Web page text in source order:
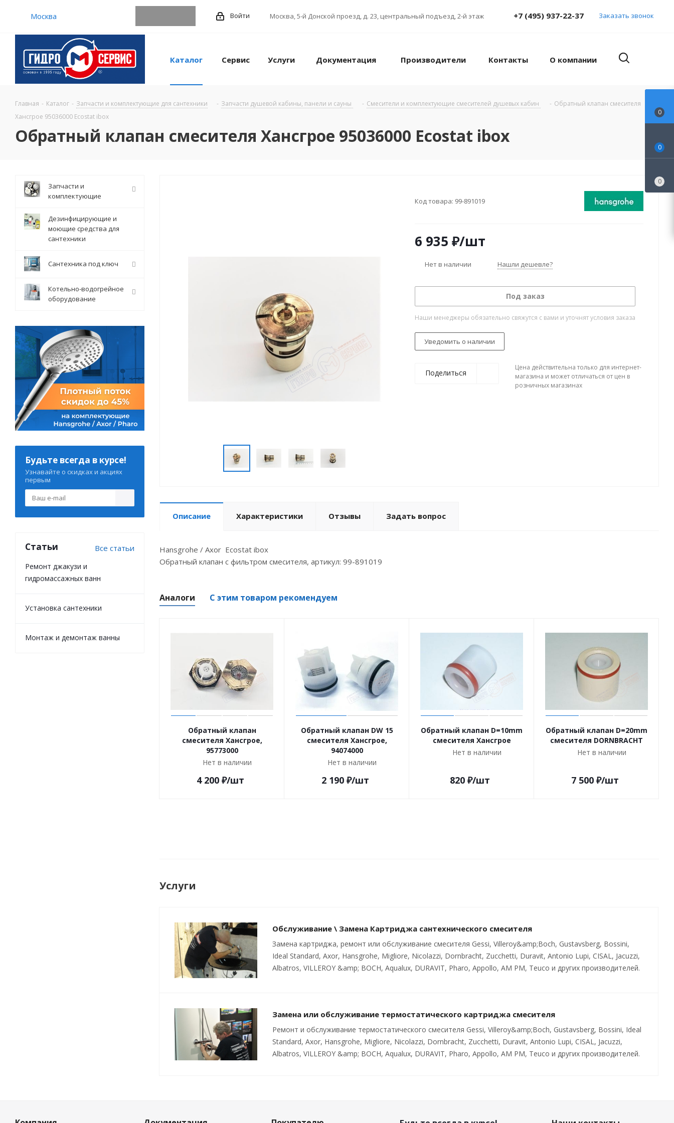
Москва Войти Москва,5-й Донской проезд, д. 23, центральный подъезд, 2-й этаж +7 (495) 937-22-37 Заказать звонок
Каталог Сервис Услуги Документация Производители Контакты О компании
Главная - Каталог - Запчасти и комплектующие для сантехники - Запчасти душевой кабины, панели и сауны - Смесители и комплектующие смесителей душевых кабин - Обратный клапан смесителя
Хансгрое 95036000 Ecostat ibox
Обратный клапан смесителя Хансгрое 95036000 Ecostat ibox
Код товара: 99-891019
6 935 ₽/шт
Нет в наличии Нашли дешевле?
Под заказ
Наши менеджеры обязательно свяжутся с вами и уточнят условия заказа
Уведомить о наличии
Поделиться
Цена действительна только для интернет-
магазина и может отличаться от цен в
розничных магазинах
Описание Характеристики Отзывы Задать вопрос
Hansgrohe / Axor Ecostat ibox
Обратный клапан с фильтром смесителя, артикул: 99-891019
Аналоги С этим товаром рекомендуем
Обратный клапан
смесителя Хансгрое,
95773000
Нет в наличии
4 200₽/шт
Обратный клапан DW 15
смесителя Хансгрое,
94074000
Нет в наличии
2 190₽/шт
Обратный клапан D=10mm
смесителя Хансгрое
Нет в наличии
820 ₽/шт
Обратный клапан D=20mm
смесителя DORNBRACHT
Нет в наличии
7 500₽/шт
Услуги
Обслуживание \ Замена Картриджа сантехнического смесителя
Замена картриджа, ремонт или обслуживание смесителя Gessi, Villeroy&amp;Boch, Gustavsberg, Bossini,
Ideal Standard, Axor, Hansgrohe, Migliore, Nicolazzi, Dornbracht, Zucchetti, Duravit, Antonio Lupi, CISAL, Jacuzzi,
Albatros, VILLEROY &amp; BOCH, Aqualux, DURAVIT, Pharo, Appollo, AM PM, Teuco и других производителей.
Замена или обслуживание термостатического картриджа смесителя
Ремонт и обслуживание термостатического смесителя Gessi, Villeroy&amp;Boch, Gustavsberg, Bossini, Ideal
Standard, Axor, Hansgrohe, Migliore, Nicolazzi, Dornbracht, Zucchetti, Duravit, Antonio Lupi, CISAL, Jacuzzi,
Albatros, VILLEROY &amp; BOCH, Aqualux, DURAVIT, Pharo, Appollo, AM PM, Teuco и других производителей.
Запчасти и
комплектующие
Дезинфицирующие и
моющие средства для
сантехники
Сантехника под ключ
Котельно-водогрейное
оборудование
Будьте всегда в курсе!
Узнавайте о скидках и акциях
первым
Статьи Все статьи
Ремонт джакузи и
гидромассажных ванн
Установка сантехники
Монтаж и демонтаж ванны
0
0
0